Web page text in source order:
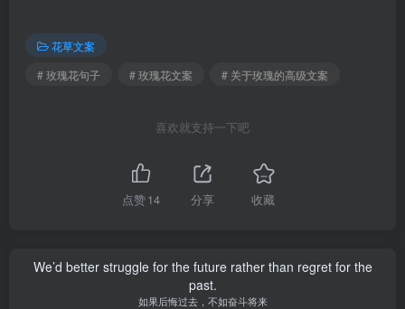
花草文案
# 玫瑰花句子
# 玫瑰花文案 # 关于玫瑰的高级文案
喜欢就支持一下吧
点赞14 分享 收藏
We’d better struggle for the future rather than regret for the
past.
如果后悔过去，不如奋斗将来